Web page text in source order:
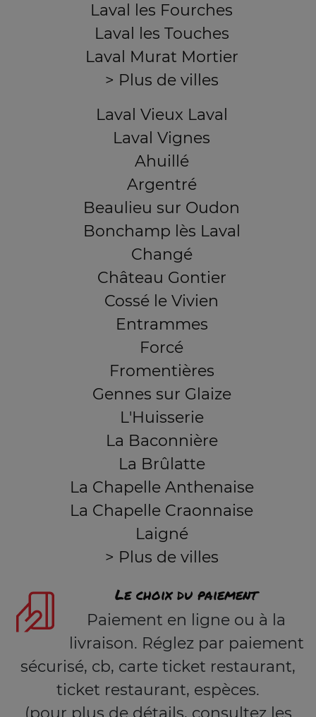
Laval les Fourches
Laval les Touches
Laval Murat Mortier
> Plus de villes
Laval Vieux Laval
Laval Vignes
Ahuillé
Argentré
Beaulieu sur Oudon
Bonchamp lès Laval
Changé
Château Gontier
Cossé le Vivien
Entrammes
Forcé
Fromentières
Gennes sur Glaize
L'Huisserie
La Baconnière
La Brûlatte
La Chapelle Anthenaise
La Chapelle Craonnaise
Laigné
> Plus de villes
Le choix du paiement
Paiement en ligne ou à la
livraison. Réglez par paiement
sécurisé, cb, carte ticket restaurant,
ticket restaurant, espèces.
(pour plus de détails, consultez les